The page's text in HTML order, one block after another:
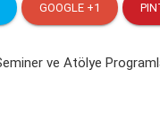
GOOGLE +1